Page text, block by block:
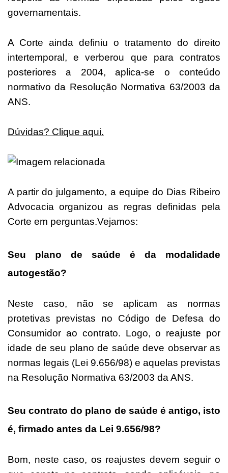
governamentais.
A Corte ainda definiu o tratamento do direito
intertemporal, e verberou que para contratos
posteriores a 2004, aplica-se o conteúdo
normativo da Resolução Normativa 63/2003 da
ANS.
Dúvidas? Clique aqui.
A partir do julgamento, a equipe do Dias Ribeiro
Advocacia organizou as regras definidas pela
Corte em perguntas.Vejamos:
Seu plano de saúde é da modalidade
autogestão?
Neste caso, não se aplicam as normas
protetivas previstas no Código de Defesa do
Consumidor ao contrato. Logo, o reajuste por
idade de seu plano de saúde deve observar as
normas legais (Lei 9.656/98) e aquelas previstas
na Resolução Normativa 63/2003 da ANS.
Seu contrato do plano de saúde é antigo, isto
é, firmado antes da Lei 9.656/98?
Bom, neste caso, os reajustes devem seguir o